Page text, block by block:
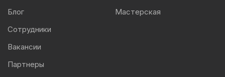
Блог
Сотрудники
Вакансии
Партнеры
Мастерская